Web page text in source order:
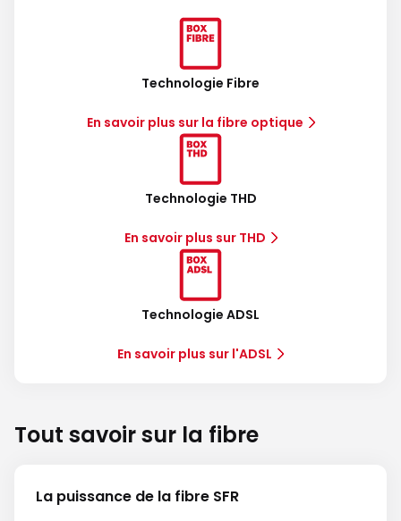
Technologie Fibre
En savoir plus sur la fibre optique
Technologie THD
En savoir plus sur THD
Technologie ADSL
En savoir plus sur l'ADSL
Tout savoir sur la fibre
La puissance de la fibre SFR